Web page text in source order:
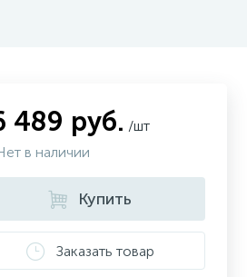
489 руб. /шт
в наличии
Купить
Заказать товар